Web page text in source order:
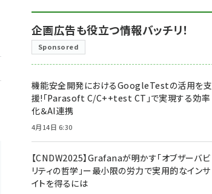
企画広告も役立つ情報バッチリ！
Sponsored
機能安全開発におけるGoogleTestの活用を支
援!「Parasoft C/C++test CT」で実現する効率
化＆AI連携
4月14日 6:30
【CNDW2025】Grafanaが明かす「オブザーバビ
リティの哲学」ー最小限の労力で実用的なインサ
イトを得るには